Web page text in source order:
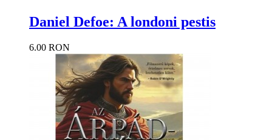
Daniel Defoe: A londoni pestis
6.00 RON